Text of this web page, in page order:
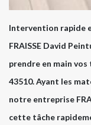
Intervention rapide
FRAISSE David
prendre en main
43510. Ayant les
notre entreprise
cette tâche